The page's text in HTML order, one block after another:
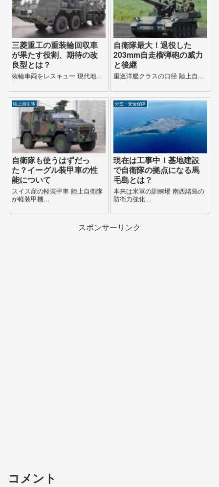
三菱重工の重装輪回収車
が果たす役割、期待の改
良型とは？
装輪車両をレスキュー 現代地...
自衛隊最大！退役した
203mm自走榴弾砲の威力
と後継
重巡洋艦クラスの口径 陸上自...
陸上自衛隊
自衛隊も使うはずだっ
た？イーグル装甲車の性
能について
スイス産の軽装甲車 陸上自衛隊
が軽装甲機...
外交・安全保障
現在は工事中！基地建設
で自衛隊の拠点になる馬
毛島とは？
本来は米軍の訓練場 南西諸島の
防衛力強化...
スポンサーリンク
コメント